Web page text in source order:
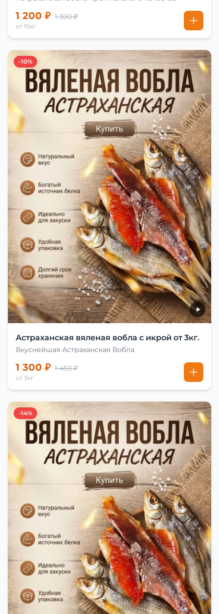
1 200 ₽ 1 300 ₽
от 10кг
-10%
Астраханская вяленая вобла с икрой от 3кг.
Вкуснейшая Астраханская Вобла
1 300 ₽ 1 450 ₽
от 3кг
-14%